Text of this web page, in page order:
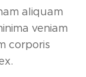
aliquam
veniam
corporis